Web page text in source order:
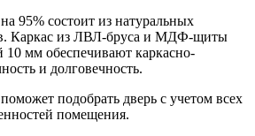
на 95% состоит из натуральных
Каркас из ЛВЛ-бруса и МДФ-щиты
мм обеспечивают каркасно-
и долговечность.
поможет подобрать дверь с учетом всех
помещения.